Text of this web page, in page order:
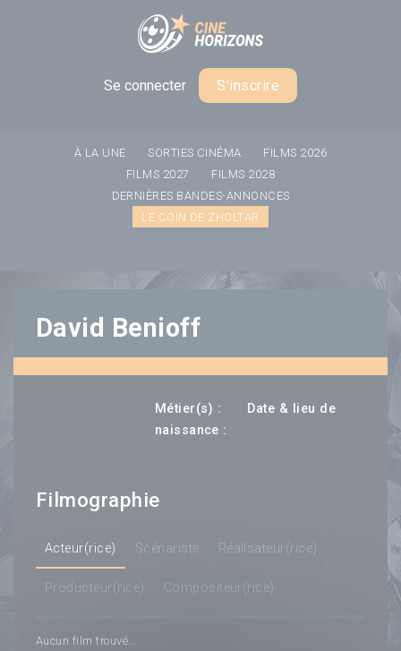
Se connecter S'inscrire
À LA UNE SORTIES CINÉMA
FILMS 2026
FILMS 2027
FILMS 2028
DERNIÈRES BANDES-ANNONCES
LE COIN DE ZHOLTAR
David Benioff
Métier(s) :
Date & lieu de
naissance :
Filmographie
Acteur(rice) Scénariste Réalisateur(rice)
Producteur(rice) Compositeur(rice)
Aucun film trouvé...
Panneau de gestion des cookies